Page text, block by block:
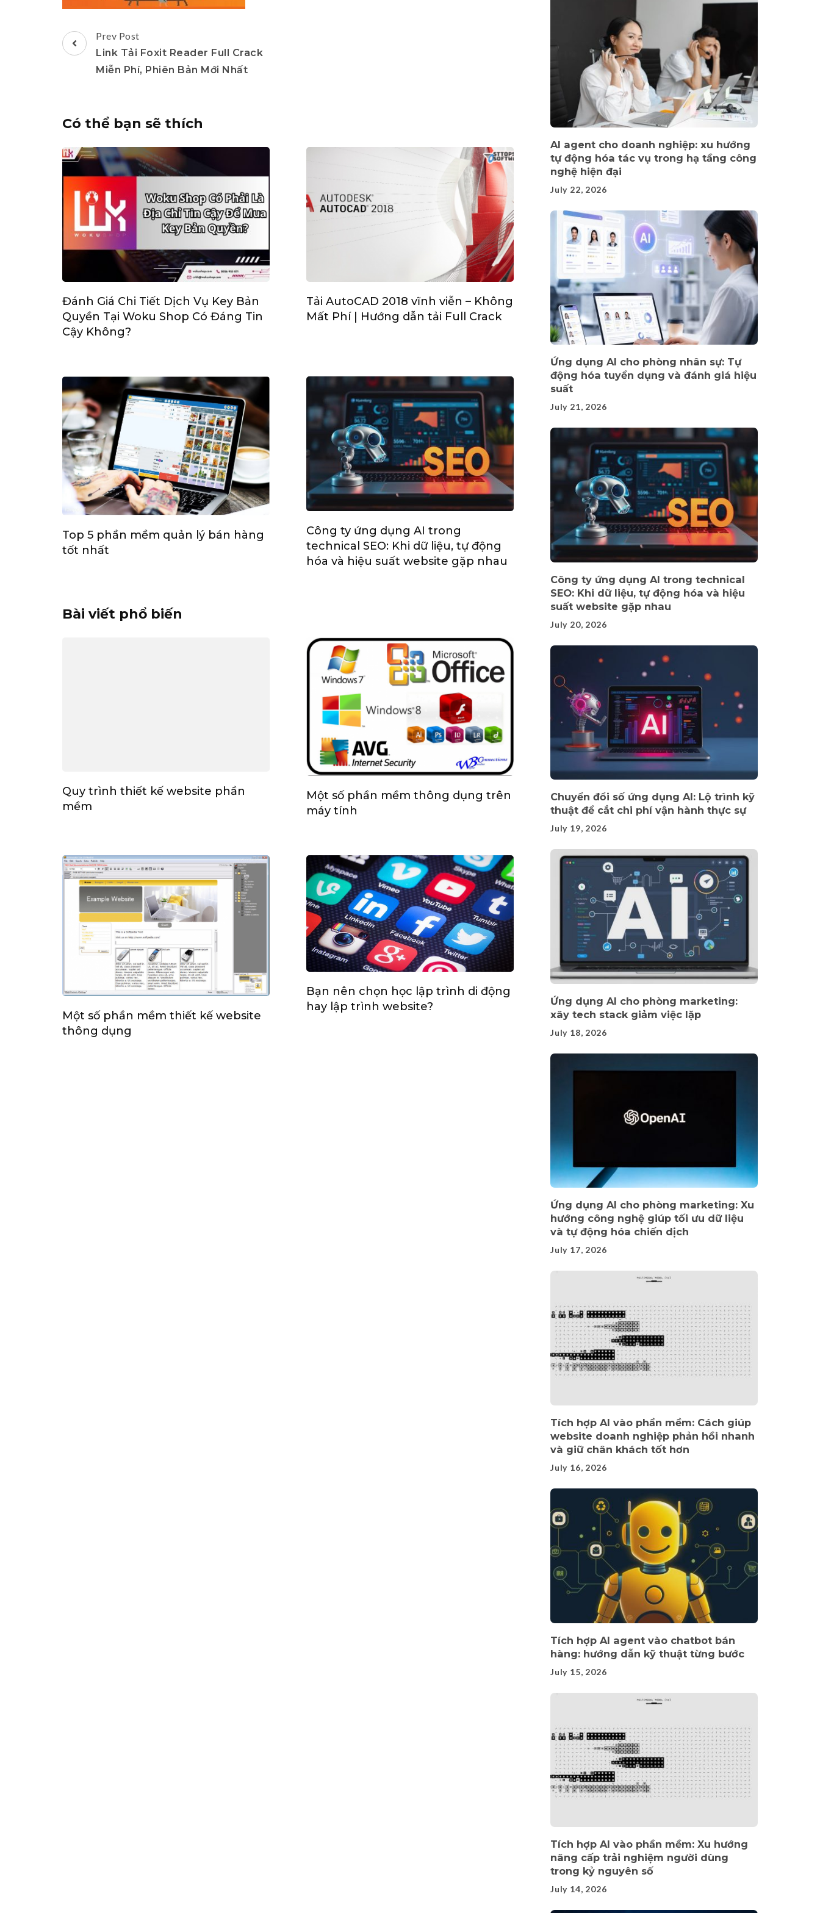
Post
Navigation
Prev Post
Link Tải Foxit Reader Full Crack
Miễn Phí, Phiên Bản Mới Nhất
Có thể bạn sẽ thích
Đánh Giá Chi Tiết Dịch Vụ Key Bản
Quyền Tại Woku Shop Có Đáng Tin
Cậy Không?
Tải AutoCAD 2018 vĩnh viễn – Không
Mất Phí | Hướng dẫn tải Full Crack
Top 5 phần mềm quản lý bán hàng
tốt nhất
Công ty ứng dụng AI trong
technical SEO: Khi dữ liệu, tự động
hóa và hiệu suất website gặp nhau
Bài viết phổ biến
Quy trình thiết kế website phần
mềm
Một số phần mềm thông dụng trên
máy tính
Một số phần mềm thiết kế website
thông dụng
Bạn nên chọn học lập trình di động
hay lập trình website?
AI agent cho doanh nghiệp: xu hướng
tự động hóa tác vụ trong hạ tầng công
nghệ hiện đại
July 22, 2026
Ứng dụng AI cho phòng nhân sự: Tự
động hóa tuyển dụng và đánh giá hiệu
suất
July 21, 2026
Công ty ứng dụng AI trong technical
SEO: Khi dữ liệu, tự động hóa và hiệu
suất website gặp nhau
July 20, 2026
Chuyển đổi số ứng dụng AI: Lộ trình kỹ
thuật để cắt chi phí vận hành thực sự
July 19, 2026
Ứng dụng AI cho phòng marketing:
xây tech stack giảm việc lặp
July 18, 2026
Ứng dụng AI cho phòng marketing: Xu
hướng công nghệ giúp tối ưu dữ liệu
và tự động hóa chiến dịch
July 17, 2026
Tích hợp AI vào phần mềm: Cách giúp
website doanh nghiệp phản hồi nhanh
và giữ chân khách tốt hơn
July 16, 2026
Tích hợp AI agent vào chatbot bán
hàng: hướng dẫn kỹ thuật từng bước
July 15, 2026
Tích hợp AI vào phần mềm: Xu hướng
nâng cấp trải nghiệm người dùng
trong kỷ nguyên số
July 14, 2026